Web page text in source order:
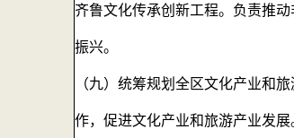
齐鲁文化传承创新工程。负责推
振兴。
（九）统筹规划全区文化产业和
作，促进文化产业和旅游产业发